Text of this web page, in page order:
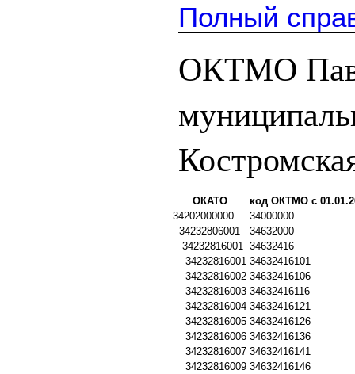
Полный
ОКТМО
ОКАТО
код ОКТМО с
34202000000
34000000
34232806001
34632000
34232816001 34632416
34232816001 34632416101
34232816002 34632416106
34232816003 34632416116
34232816004 34632416121
34232816005 34632416126
34232816006 34632416136
34232816007 34632416141
34232816009 34632416146